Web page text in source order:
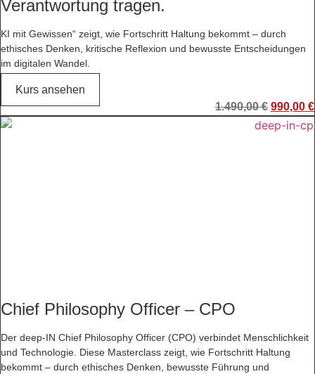
Verantwortung tragen.
KI mit Gewissen“ zeigt, wie Fortschritt Haltung bekommt – durch
ethisches Denken, kritische Reflexion und bewusste Entscheidungen
im digitalen Wandel.
Kurs ansehen
1.490,00€
Preis
990,00 €
Chief Philosophy Officer – CPO
Der deep-IN Chief Philosophy Officer (CPO) verbindet Menschlichkeit
und Technologie. Diese Masterclass zeigt, wie Fortschritt Haltung
bekommt – durch ethisches Denken, bewusste Führung und